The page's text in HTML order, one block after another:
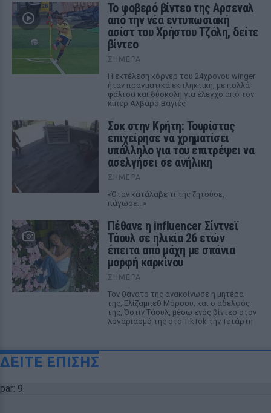
Το φοβερό βίντεο της Αρσεναλ
από την νέα εντυπωσιακή
ασίστ του Χρήστου Τζόλη, δείτε
βίντεο
ΣΉΜΕΡΑ
Η εκτέλεση κόρνερ του 24χρονου winger
ήταν πραγματικά εκπληκτική, με πολλά
φάλτσα και δύσκολη για έλεγχο από τον
κίπερ Αλβαρο Βαγιές
Σοκ στην Κρήτη: Τουρίστας
επιχείρησε να χρηματίσει
υπάλληλο για του επιτρέψει να
ασελγήσει σε ανήλικη
ΣΉΜΕΡΑ
«Όταν κατάλαβε τι της ζητούσε,
πάγωσε...»
Πέθανε η influencer Σίντνεϊ
Τάουλ σε ηλικία 26 ετών
έπειτα από μάχη με σπάνια
μορφή καρκίνου
ΣΉΜΕΡΑ
Τον θάνατο της ανακοίνωσε η μητέρα
της, Ελίζαμπεθ Μόροου, και ο αδελφός
της, Όστιν Τάουλ, μέσω ενός βίντεο στον
λογαριασμό της στο TikTok την Τετάρτη
ΔΕΙΤΕ ΕΠΙΣΗΣ
par: 9